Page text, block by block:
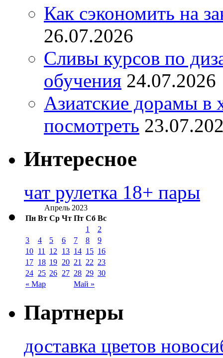
Как сэкономить на
26.07.2026
Сливы курсов по
обучения 24.07.2026
Азиатские дорамы в
посмотреть
Интересное
чат рулетка 18+ пары
Апрель 2023
Пн Вт Ср Чт Пт Сб Вс
« Мар Май »
1
2
3
4 5 6 7 8
9
10 11 12 13 14 15 16
17 18 19 20 21 22 23
24 25 26 27 28 29 30
Партнеры
доставка цветов